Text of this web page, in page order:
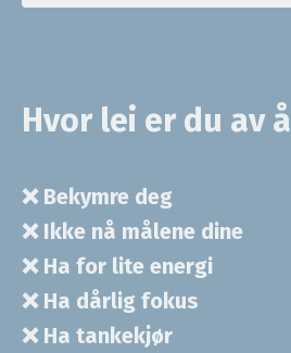
Hvor lei er du av å
❌ Bekymre deg
❌ Ikke nå målene dine
❌ Ha for lite energi
❌ Ha dårlig fokus
❌ Ha tankekjør